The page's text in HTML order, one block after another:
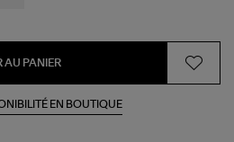
AU PANIER
EN BOUTIQUE